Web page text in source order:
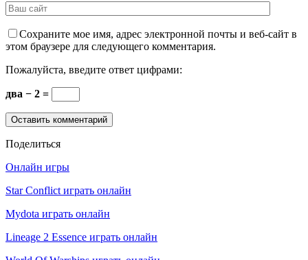
Сохраните мое имя, адрес электронной почты и веб-сайт в
этом браузере для следующего комментария.
Пожалуйста, введите ответ цифрами:
два − 2 =
Поделиться
Онлайн игры
Star Conflict играть онлайн
Mydota играть онлайн
Lineage 2 Essence играть онлайн